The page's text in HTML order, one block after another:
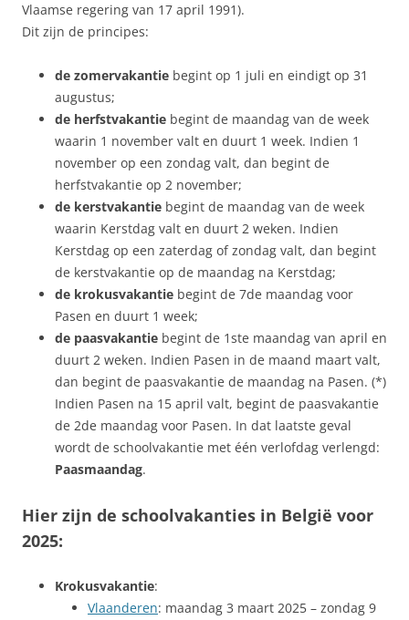
Vlaamse regering van 17 april 1991).
Dit zijn de principes:
de zomervakantie begint op 1 juli en eindigt op 31
augustus;
de herfstvakantie begint de maandag van de week
waarin 1 november valt en duurt 1 week. Indien 1
november op een zondag valt, dan begint de
herfstvakantie op 2 november;
de kerstvakantie begint de maandag van de week
waarin Kerstdag valt en duurt 2 weken. Indien
Kerstdag op een zaterdag of zondag valt, dan begint
de kerstvakantie op de maandag na Kerstdag;
de krokusvakantie begint de 7de maandag voor
Pasen en duurt 1 week;
de paasvakantie begint de 1ste maandag van april en
duurt 2 weken. Indien Pasen in de maand maart valt,
dan begint de paasvakantie de maandag na Pasen. (*)
Indien Pasen na 15 april valt, begint de paasvakantie
de 2de maandag voor Pasen. In dat laatste geval
wordt de schoolvakantie met één verlofdag verlengd:
Paasmaandag.
Hier zijn de schoolvakanties in België voor
2025:
Krokusvakantie:
Vlaanderen: maandag 3 maart 2025 – zondag 9